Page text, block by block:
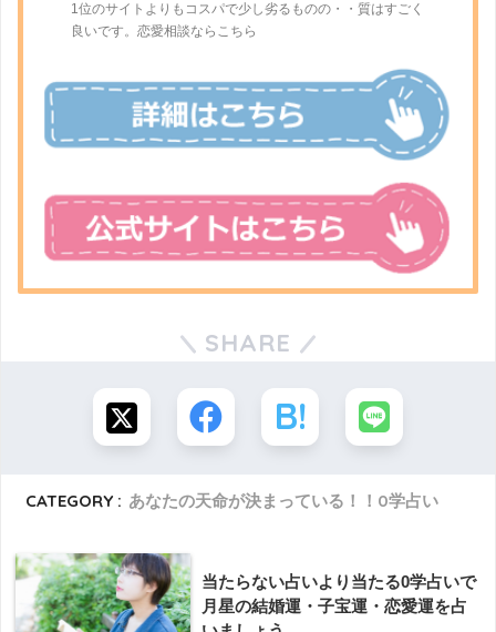
1位のサイトよりもコスパで少し劣るものの・・質はすごく
良いです。恋愛相談ならこちら
SHARE
CATEGORY : あなたの天命が決まっている！！0学占い
当たらない占いより当たる0学占いで
月星の結婚運・子宝運・恋愛運を占